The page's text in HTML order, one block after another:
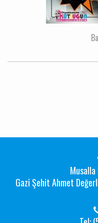
Musalla
Gazi Şehit Ahmet